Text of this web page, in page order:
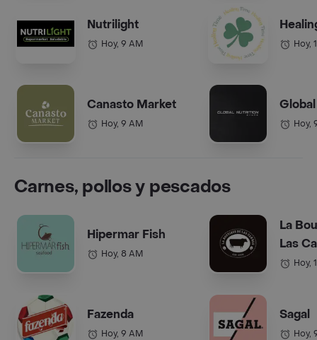
Nutrilight
Hoy, 9 AM
Canasto Market
Hoy, 9 AM
Hoy,
Hoy,
Carnes, pollos y pescados
Hipermar Fish
Hoy, 8 AM
Fazenda
Hoy, 9 AM
La
Las
Hoy,
Sagal
Hoy,